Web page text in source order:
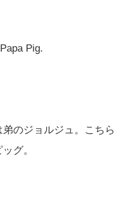
Pig.
のジョルジュ。こちら
グ。